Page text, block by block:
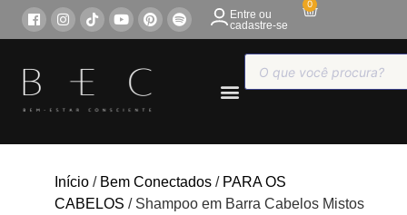
Entre ou
cadastre-se
0
Início / Bem Conectados / PARA OS
CABELOS / Shampoo em Barra Cabelos Mistos